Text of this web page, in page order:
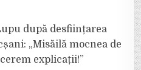
după desființarea
„Misăilă mocnea de
explicații!”